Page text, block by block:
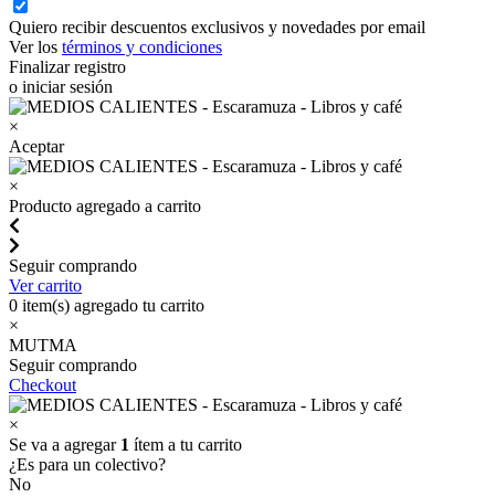
Quiero recibir descuentos exclusivos y novedades por email
Ver los términos y condiciones
Finalizar registro
o iniciar sesión
×
Aceptar
×
Producto agregado a carrito
Seguir comprando
Ver carrito
0 item(s) agregado tu carrito
×
MUTMA
Seguir comprando
Checkout
×
Se va a agregar 1 ítem a tu carrito
¿Es para un colectivo?
No